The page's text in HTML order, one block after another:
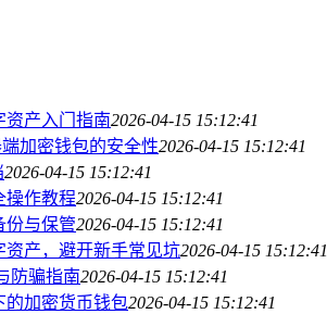
资产入门指南2026-04-15 15:12:41
加密钱包的安全性2026-04-15 15:12:41
2026-04-15 15:12:41
操作教程2026-04-15 15:12:41
份与保管2026-04-15 15:12:41
资产，避开新手常见坑2026-04-15 15:12:41
防骗指南2026-04-15 15:12:41
的加密货币钱包2026-04-15 15:12:41